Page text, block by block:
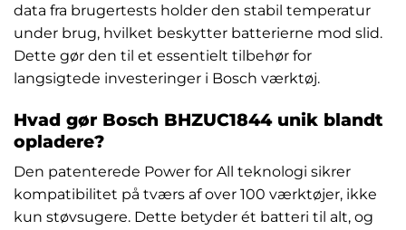
data fra brugertests holder den stabil temperatur
under brug, hvilket beskytter batterierne mod slid.
Dette gør den til et essentielt tilbehør for
langsigtede investeringer i Bosch værktøj.
Hvad gør Bosch BHZUC1844 unik blandt
opladere?
Den patenterede Power for All teknologi sikrer
kompatibilitet på tværs af over 100 værktøjer, ikke
kun støvsugere. Dette betyder ét batteri til alt, og